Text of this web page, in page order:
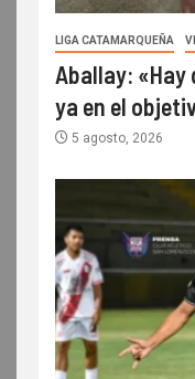
LIGA CATAMARQUEÑA
Aballay: «Hay
ya en el
5 agosto, 2026